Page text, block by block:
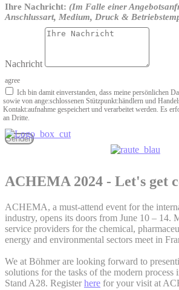
Ihre Nachricht: (Im Falle einer
Anschlussart, Medium, Druck &
Nachricht
agree
Ich bin damit einverstanden, dass meine persönlichen
sowie von ange­:schlossenen Stützpunkt­:händlern und
Kontakt­:aufnahme gespeichert und verarbeitet werden. Es
an Dritte.
Senden
ACHEMA 2024 - Let's get
ACHEMA, a must-attend event for the
industry, opens its doors from June 10 – 14.
service providers for the chemical,
energy and environmental sectors meet in
We at Böhmer are looking forward to
solutions for the tasks of the modern
Stand A28. Register here for your visit at